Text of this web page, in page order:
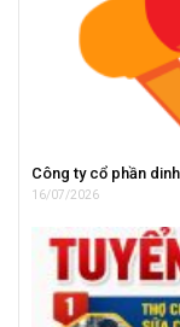
Công ty cổ phần
16/07/2026